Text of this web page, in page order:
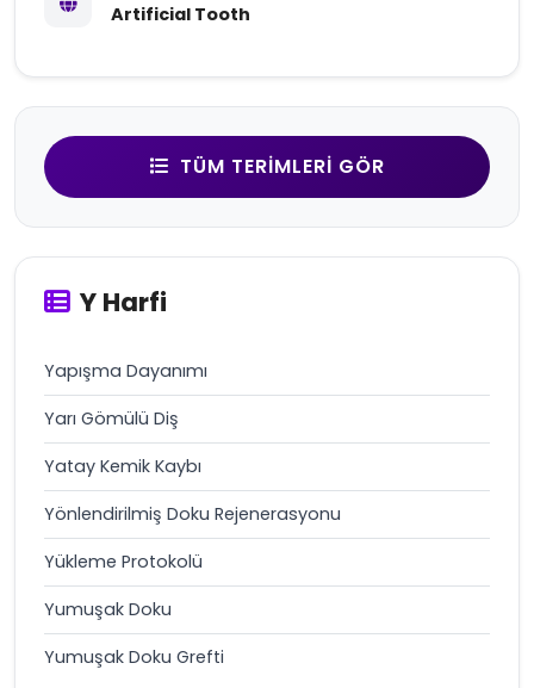
Artificial Tooth
TÜM TERIMLERI GÖR
Y Harfi
Yapışma Dayanımı
Yarı Gömülü Diş
Yatay Kemik Kaybı
Yönlendirilmiş Doku Rejenerasyonu
Yükleme Protokolü
Yumuşak Doku
Yumuşak Doku Grefti